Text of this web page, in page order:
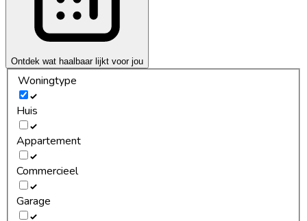
Ontdek wat haalbaar lijkt voor jou
Woningtype
Huis
Appartement
Commercieel
Garage